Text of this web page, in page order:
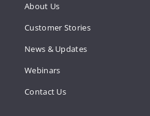
About Us
Customer Stories
News & Updates
Webinars
Contact Us